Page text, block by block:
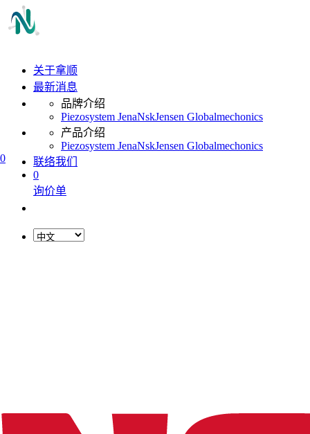
0
关于拿顺
最新消息
品牌介绍
Piezosystem JenaNskJensen Globalmechonics
产品介绍
Piezosystem JenaNskJensen Globalmechonics
联络我们
0
询价单